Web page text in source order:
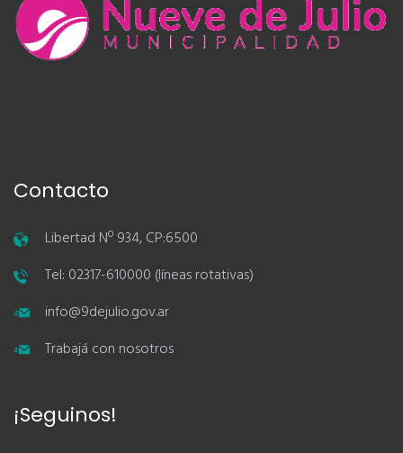
Contacto
Libertad Nº 934, CP:6500
Tel: 02317-610000 (líneas rotativas)
info@9dejulio.gov.ar
Trabajá con nosotros
¡Seguinos!